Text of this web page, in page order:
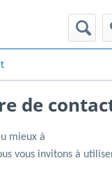
de
mieux à
vous invitons à